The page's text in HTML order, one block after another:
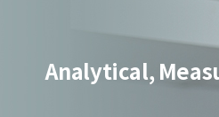
Analytical,